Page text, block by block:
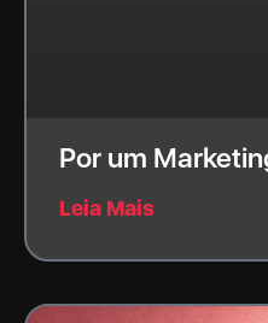
Por um
Leia Mais